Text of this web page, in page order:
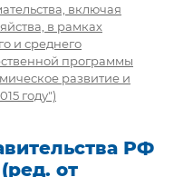
включая
в рамках
и среднего
программы
развитие и
году")
РФ
(ред. от